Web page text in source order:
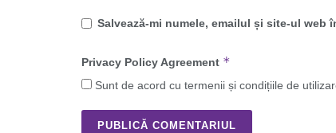
Salvează-mi numele, emailul și site-ul web
Privacy Policy Agreement *
Sunt de acord cu termenii și condițiile de